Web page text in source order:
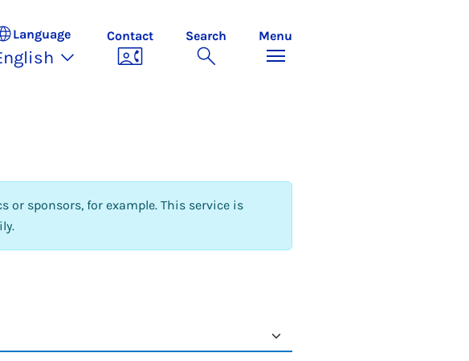
Language Contact Search Menu
or sponsors, for example. This service is